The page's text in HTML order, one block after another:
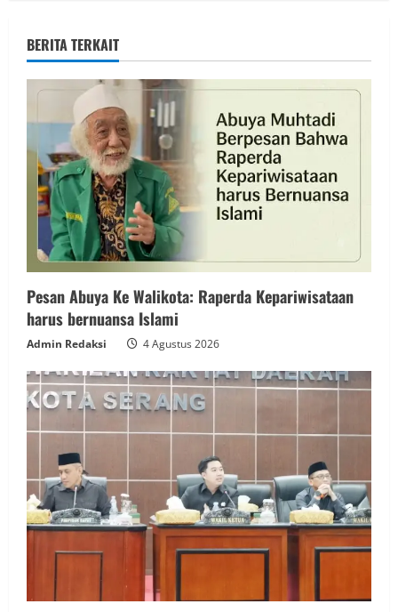
BERITA TERKAIT
Pesan Abuya Ke Walikota: Raperda Kepariwisataan
harus bernuansa Islami
Admin Redaksi 4 Agustus 2026